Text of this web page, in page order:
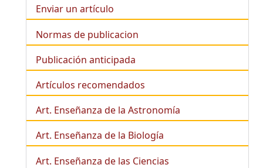
Enviar un artículo
Normas de publicacion
Publicación anticipada
Artículos recomendados
Art. Enseñanza de la Astronomía
Art. Enseñanza de la Biología
Art. Enseñanza de las Ciencias